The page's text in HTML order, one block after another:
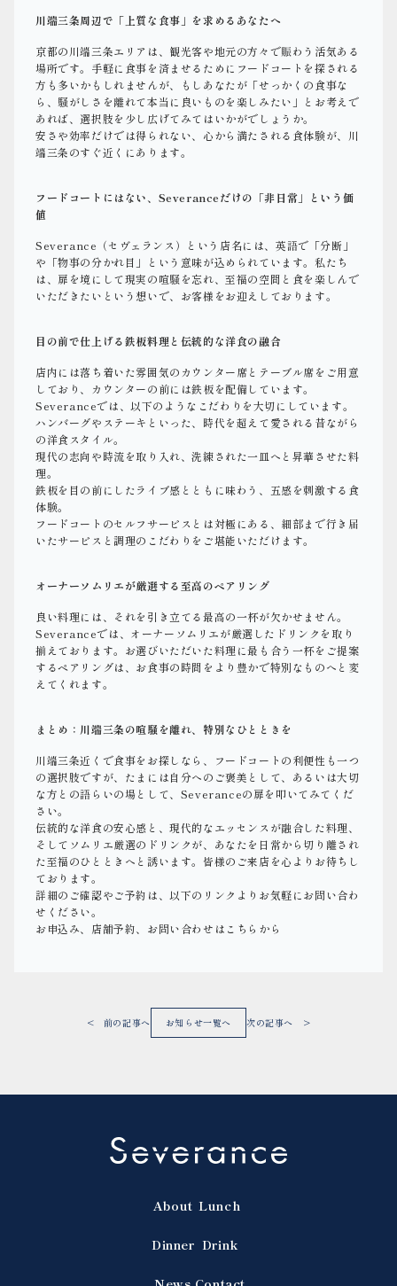
川端三条周辺で「上質な食事」を求めるあなたへ
京都の川端三条エリアは、観光客や地元の方々で賑わう活気ある
場所です。手軽に食事を済ませるためにフードコートを探される
方も多いかもしれませんが、もしあなたが「せっかくの食事な
ら、騒がしさを離れて本当に良いものを楽しみたい」とお考えで
あれば、選択肢を少し広げてみてはいかがでしょうか。
安さや効率だけでは得られない、心から満たされる食体験が、川
端三条のすぐ近くにあります。
フードコートにはない、Severanceだけの「非日常」という価
値
Severance（セヴェランス）という店名には、英語で「分断」
や「物事の分かれ目」という意味が込められています。私たち
は、扉を境にして現実の喧騒を忘れ、至福の空間と食を楽しんで
いただきたいという想いで、お客様をお迎えしております。
目の前で仕上げる鉄板料理と伝統的な洋食の融合
店内には落ち着いた雰囲気のカウンター席とテーブル席をご用意
しており、カウンターの前には鉄板を配備しています。
Severanceでは、以下のようなこだわりを大切にしています。
ハンバーグやステーキといった、時代を超えて愛される昔ながら
の洋食スタイル。
現代の志向や時流を取り入れ、洗練された一皿へと昇華させた料
理。
鉄板を目の前にしたライブ感とともに味わう、五感を刺激する食
体験。
フードコートのセルフサービスとは対極にある、細部まで行き届
いたサービスと調理のこだわりをご堪能いただけます。
オーナーソムリエが厳選する至高のペアリング
良い料理には、それを引き立てる最高の一杯が欠かせません。
Severanceでは、オーナーソムリエが厳選したドリンクを取り
揃えております。お選びいただいた料理に最も合う一杯をご提案
するペアリングは、お食事の時間をより豊かで特別なものへと変
えてくれます。
まとめ：川端三条の喧騒を離れ、特別なひとときを
川端三条近くで食事をお探しなら、フードコートの利便性も一つ
の選択肢ですが、たまには自分へのご褒美として、あるいは大切
な方との語らいの場として、Severanceの扉を叩いてみてくだ
さい。
伝統的な洋食の安心感と、現代的なエッセンスが融合した料理、
そしてソムリエ厳選のドリンクが、あなたを日常から切り離され
た至福のひとときへと誘います。皆様のご来店を心よりお待ちし
ております。
詳細のご確認やご予約は、以下のリンクよりお気軽にお問い合わ
せください。
お申込み、店舗予約、お問い合わせはこちらから
< 前の記事へ お知らせ一覧へ 次の記事へ >
About
Dinner
Lunch
Drink